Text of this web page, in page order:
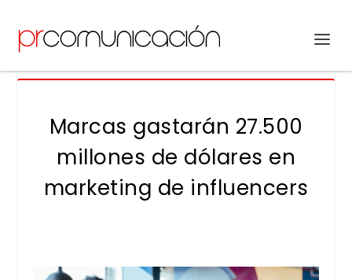
Marcas gastarán 27.500
millones de dólares en
marketing de influencers